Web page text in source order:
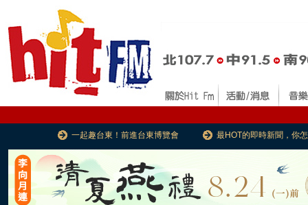
一起趣台東！前進台東博覽會 最HOT的即時新聞，你